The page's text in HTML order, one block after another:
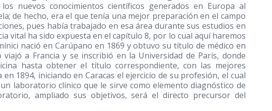
nuevos conocimientos científicos generados en Europa al
de hecho, era el que tenía una mejor preparación en el campo
pues había trabajado en esa área durante sus estudios en
vital ha sido expuesta en el capítulo 8, por lo cual aquí haremos
nació en Carúpano en 1869 y obtuvo su título de médico en
viajó a Francia y se inscribió en la Universidad de París, donde
hasta obtener el título correspondiente, con las mejores
en 1894, iniciando en Caracas el ejercicio de su profesión, el cual
laboratorio clínico que le sirve como elemento diagnóstico de
ampliado sus objetivos, será el directo precursor del